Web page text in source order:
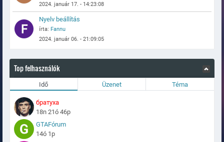
2024. január 17. - 14:23:08
Nyelv beállítás
írta: Fannu
2024. január 06. - 21:09:05
Top felhasználók
Idő Üzenet Téma
братуха
18n 21ó 46p
GTAFórum
14ó 1p